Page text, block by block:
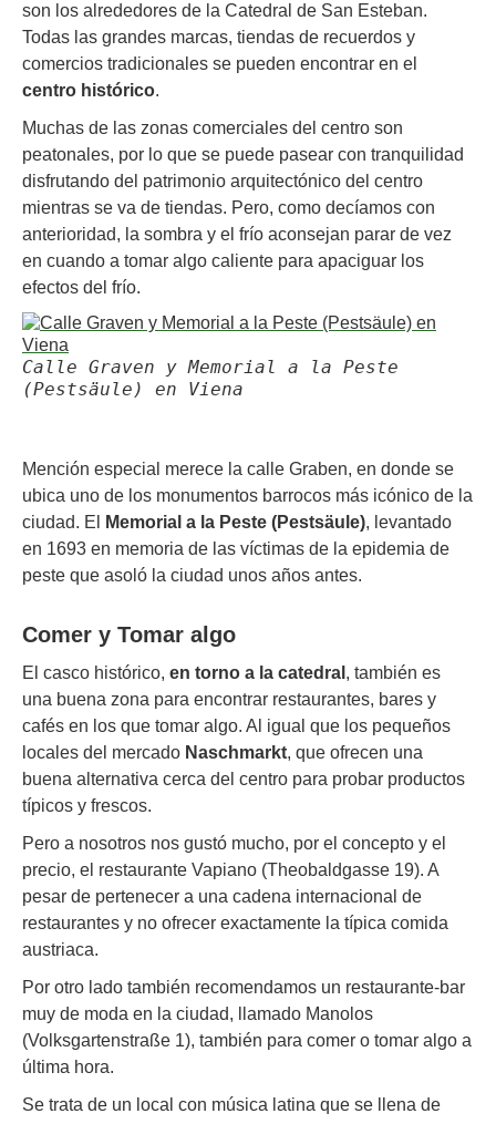
son los alrededores de la Catedral de San Esteban.
Todas las grandes marcas, tiendas de recuerdos y
comercios tradicionales se pueden encontrar en el
centro histórico.
Muchas de las zonas comerciales del centro son
peatonales, por lo que se puede pasear con tranquilidad
disfrutando del patrimonio arquitectónico del centro
mientras se va de tiendas. Pero, como decíamos con
anterioridad, la sombra y el frío aconsejan parar de vez
en cuando a tomar algo caliente para apaciguar los
efectos del frío.
Calle Graven y Memorial a la Peste
(Pestsäule) en Viena
Mención especial merece la calle Graben, en donde se
ubica uno de los monumentos barrocos más icónico de la
ciudad. El
Memorial a la Peste (Pestsäule), levantado
en 1693 en memoria de las víctimas de la epidemia de
peste que asoló la ciudad unos años antes.
Comer y Tomar algo
El casco histórico, en torno a la catedral , también es
una buena zona para encontrar restaurantes, bares y
cafés en los que tomar algo. Al igual que los pequeños
locales del mercado Naschmarkt, que ofrecen una
buena alternativa cerca del centro para probar productos
típicos y frescos.
Pero a nosotros nos gustó mucho, por el concepto y el
precio, el restaurante Vapiano (Theobaldgasse 19). A
pesar de pertenecer a una cadena internacional de
restaurantes y no ofrecer exactamente la típica comida
austriaca.
Por otro lado también recomendamos un restaurante-bar
muy de moda en la ciudad, llamado Manolos
(Volksgartenstraße 1), también para comer o tomar algo a
última hora.
Se trata de un local con música latina que se llena de